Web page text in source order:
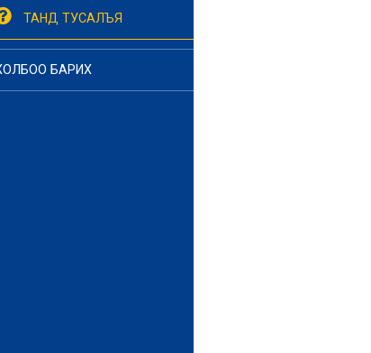
ТАНД ТУСАЛЪЯ
БАРИХ